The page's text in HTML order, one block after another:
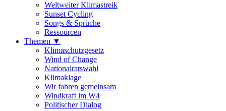
Weltweiter Klimastreik
Sunset Cycling
Songs & Sprüche
Ressourcen
Themen ▼
Klimaschutzgesetz
Wind of Change
Nationalratswahl
Klimaklage
Wir fahren gemeinsam
Windkraft im W4
Politischer Dialog